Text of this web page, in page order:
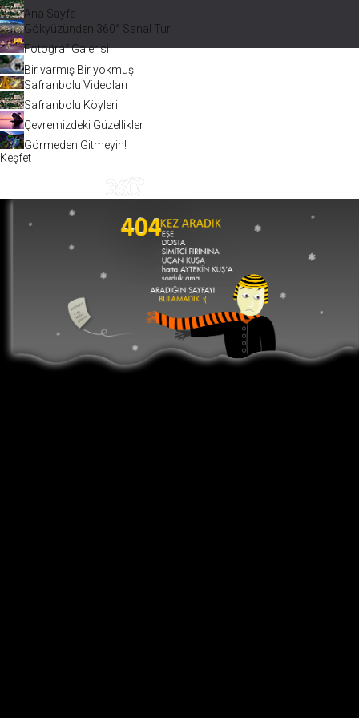
Ana Sayfa
Gökyüzünden 360° Sanal Tur
Fotoğraf Galerisi
Bir varmış Bir yokmuş
Safranbolu Videoları
Safranbolu Köyleri
Çevremizdeki Güzellikler
Görmeden Gitmeyin!
Keşfet